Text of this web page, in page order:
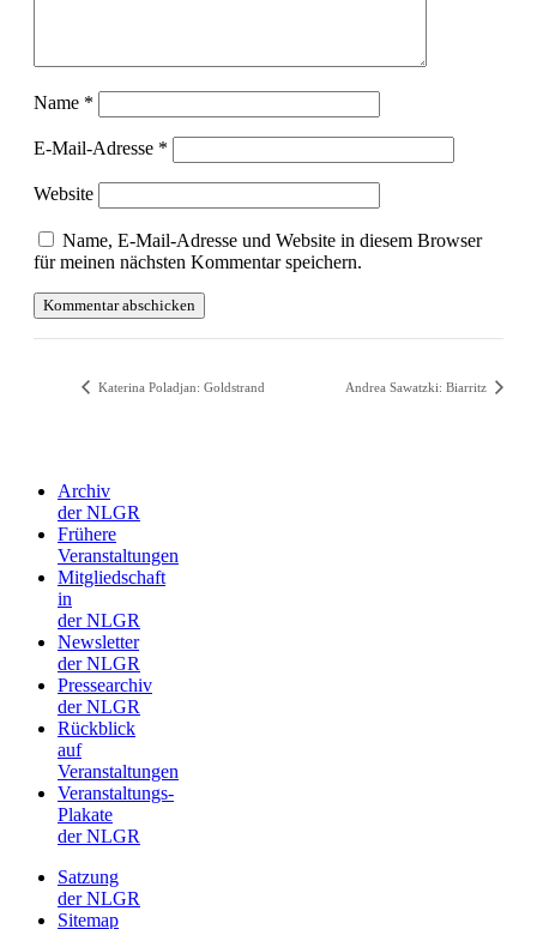
Name *
E-Mail-Adresse *
Website
Name, E-Mail-Adresse und Website in diesem Browser
für meinen nächsten Kommentar speichern.
Katerina Poladjan: Goldstrand Andrea Sawatzki: Biarritz
Archiv
der NLGR
Frühere
Veranstaltungen
Mitgliedschaft
in
der NLGR
Newsletter
der NLGR
Pressearchiv
der NLGR
Rückblick
auf
Veranstaltungen
Veranstaltungs-
Plakate
der NLGR
Satzung
der NLGR
Sitemap